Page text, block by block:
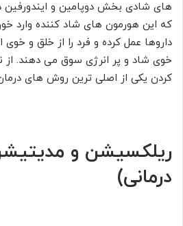
های شادی بخش دوپامین و ایندورفین
که این هورمون های شاد کننده وارد
داروها عمل کرده و فرد را از خلق و
خوی شاد و پر انرژی سوق می دهند. از
کردن یکی از اصلی ترین روش های
ریلکسیشن و
درمانی)